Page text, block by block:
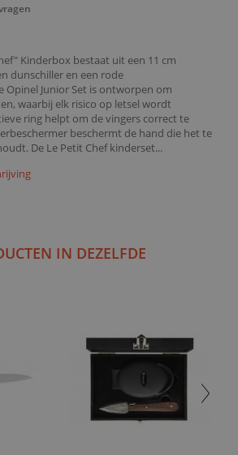
Kinderbox bestaat uit een 11 cm
dunschiller en een rode
Opinel Junior Set is ontworpen om
waarbij elk risico op letsel wordt
ring helpt om de vingers correct te
beschermt de hand die het te
De Le Petit Chef kinderset...
IN DEZELFDE